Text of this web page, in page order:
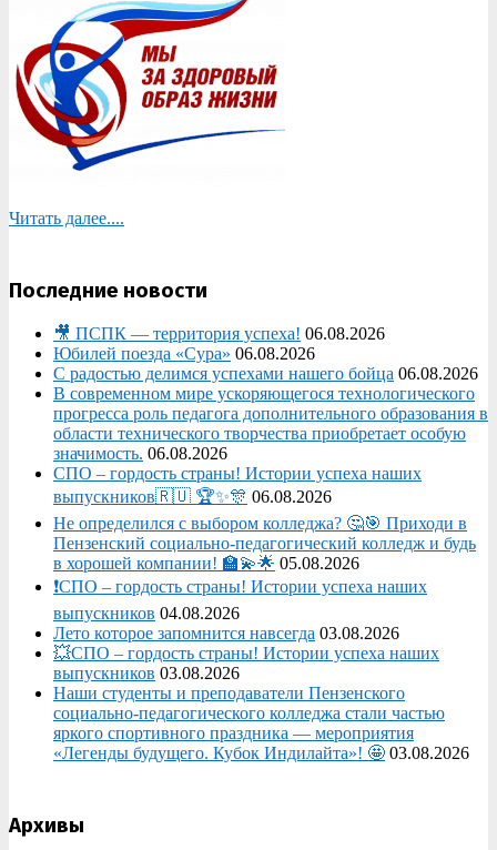
Читать далее....
Последние новости
🎥 ПСПК — территория успеха! 06.08.2026
Юбилей поезда «Сура» 06.08.2026
С радостью делимся успехами нашего бойца 06.08.2026
В современном мире ускоряющегося технологического
прогресса роль педагога дополнительного образования в
области технического творчества приобретает особую
значимость. 06.08.2026
СПО – гордость страны! Истории успеха наших
выпускников🇷🇺 🏆✨🎊 06.08.2026
Не определился с выбором колледжа? 🤔🎯 Приходи в
Пензенский социально-педагогический колледж и будь
в хорошей компании! 🏫💫🌟 05.08.2026
❗СПО – гордость страны! Истории успеха наших
выпускников 04.08.2026
Лето которое запомнится навсегда 03.08.2026
💥СПО – гордость страны! Истории успеха наших
выпускников 03.08.2026
Наши студенты и преподаватели Пензенского
социально‑педагогического колледжа стали частью
яркого спортивного праздника — мероприятия
«Легенды будущего. Кубок Индилайта»! 🤩 03.08.2026
Архивы